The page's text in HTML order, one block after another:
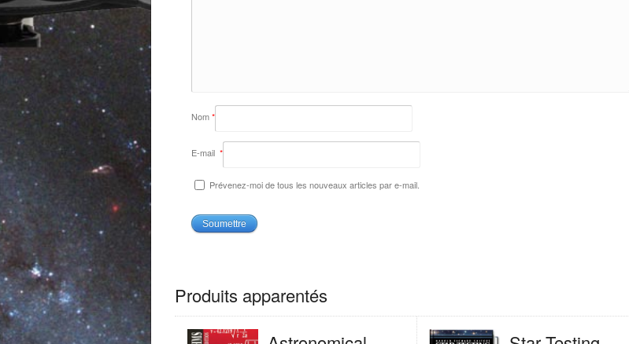
Nom*
E-mail *
Prévenez-moi de tous les nouveaux articles par e-mail.
Produits apparentés